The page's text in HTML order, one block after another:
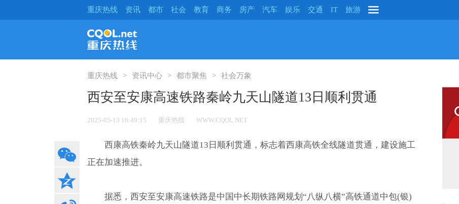
重庆热线 资讯 都市 社会 教育 商务 房产 汽车 娱乐 交通 IT 旅游
重庆热线 资讯中心 都市聚焦 社会万象
西安至安康高速铁路秦岭九天山隧道13日顺利贯通
2025-05-13 16:49:15 重庆热线 WWW.CQOL.NET
西康高铁秦岭九天山隧道13日顺利贯通，标志着西康高铁全线隧道贯通，建设施工
正在加速推进。
据悉，西安至安康高速铁路是中国中长期铁路网规划“八纵八横”高铁通道中包(银)